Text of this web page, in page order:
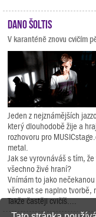
Dano Šoltis
V karanténě znovu cvičím
Jeden z nejznámějších
který dlouhodobě žije a
rozhovoru pro
metal.
Jak se vyrovnáváš s tím,
všechno živé hraní?
Vnímám to jako
věnovat se naplno tvorbě,
Takže častěji cvičíš....